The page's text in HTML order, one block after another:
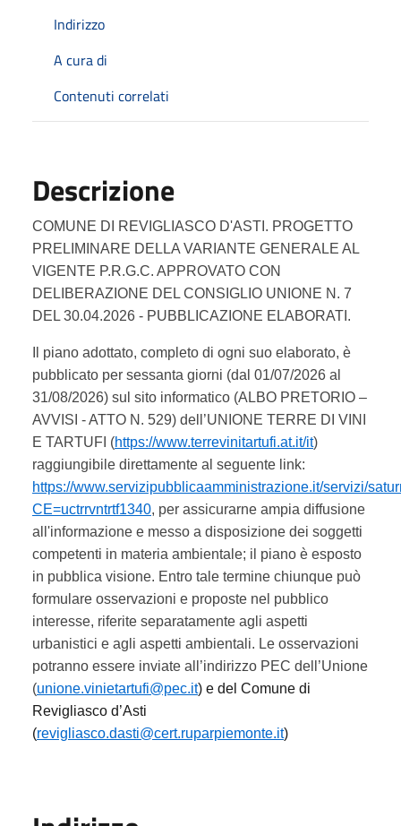
Indirizzo
A cura di
Contenuti correlati
Descrizione
COMUNE DI REVIGLIASCO D'ASTI. PROGETTO
PRELIMINARE DELLA VARIANTE GENERALE AL
VIGENTE P.R.G.C. APPROVATO CON
DELIBERAZIONE DEL CONSIGLIO UNIONE N. 7
DEL 30.04.2026 - PUBBLICAZIONE ELABORATI.
Il piano adottato, completo di ogni suo elaborato, è
pubblicato per sessanta giorni (dal 01/07/2026 al
31/08/2026) sul sito informatico (ALBO PRETORIO –
AVVISI - ATTO N. 529) dell’UNIONE TERRE DI VINI
E TARTUFI (https://www.terrevinitartufi.at.it/it)
raggiungibile direttamente al seguente link:
https://www.servizipubblicaamministrazione.it/servizi/
CE=uctrrvntrtf1340, per assicurarne ampia diffusione
all'informazione e messo a disposizione dei soggetti
competenti in materia ambientale; il piano è esposto
in pubblica visione. Entro tale termine chiunque può
formulare osservazioni e proposte nel pubblico
interesse, riferite separatamente agli aspetti
urbanistici e agli aspetti ambientali. Le osservazioni
potranno essere inviate all’indirizzo PEC dell’Unione
(unione.vinietartufi@pec.it) e del Comune di
Revigliasco d’Asti
(revigliasco.dasti@cert.ruparpiemonte.it)